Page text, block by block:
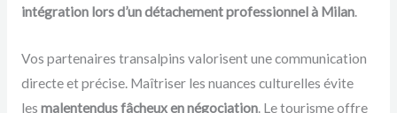
intégration lors d’un détachement professionnel à Milan.
Vos partenaires transalpins valorisent une communication
directe et précise. Maîtriser les nuances culturelles évite
les malentendus fâcheux en négociation. Le tourisme offre